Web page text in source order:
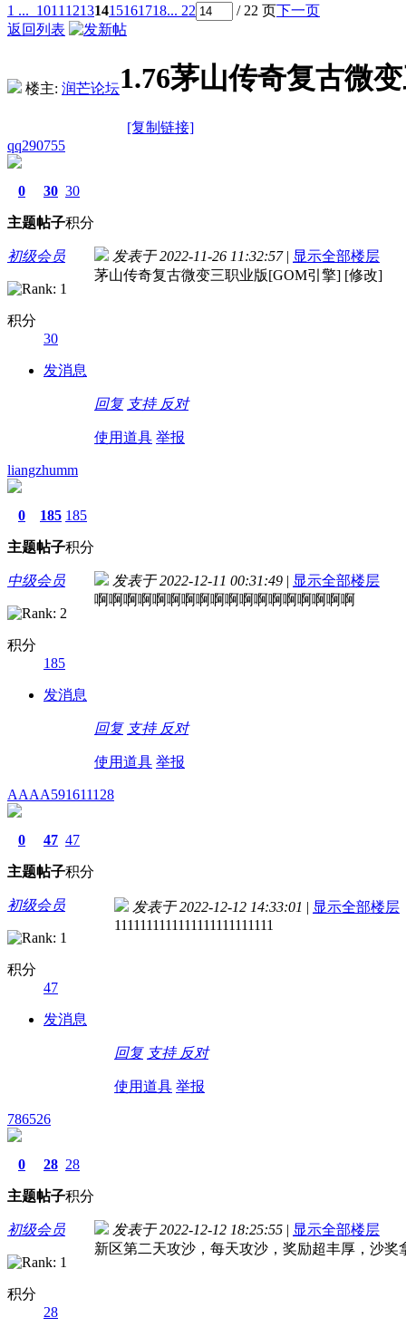
1 ... 1011 12131415161718... 22 / 22 页下一页
返回列表
楼主: 润芒论坛1.76茅山传奇复古微
[复制链接]
qq290755
0
主题
30
帖子
30
积分
初级会员
积分
30
发消息
发表于 2022-11-26 11:32:57 | 显示全部楼层
茅山传奇复古微变三职业版[GOM引擎] [修改]
回复 支持 反对
使用道具 举报
liangzhumm
0
主题
185
帖子
185
积分
中级会员
积分
185
发消息
发表于 2022-12-11 00:31:49 | 显示全部楼层
啊啊啊啊啊啊啊啊啊啊啊啊啊啊啊啊啊啊
回复 支持 反对
使用道具 举报
AAAA591611128
0
主题
47
帖子
47
积分
初级会员
积分
47
发消息
发表于 2022-12-12 14:33:01 | 显示全部楼层
1111111111111111111111111
回复 支持 反对
使用道具 举报
786526
0
主题
28
帖子
28
积分
初级会员
积分
28
发表于 2022-12-12 18:25:55 | 显示全部楼层
新区第二天攻沙，每天攻沙，奖励超丰厚，沙奖